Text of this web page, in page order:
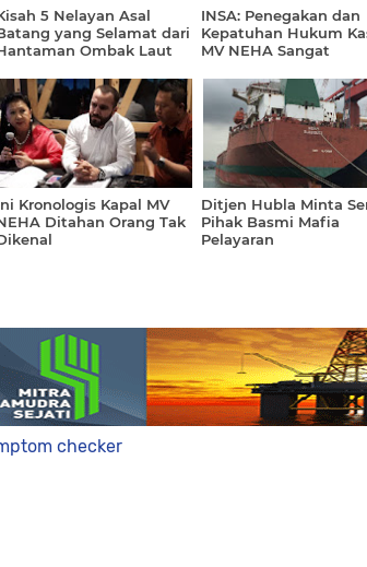
5 Nelayan Asal
yang Selamat dari
Ombak Laut
INSA: Penegakan dan
Kepatuhan Hukum
MV NEHA Sangat
Kronologis Kapal MV
Ditahan Orang Tak
Ditjen Hubla Minta
Pihak Basmi Mafia
Pelayaran
checker